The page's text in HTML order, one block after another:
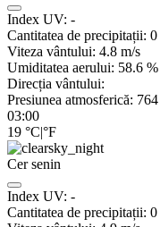
Index UV: -
Cantitatea de precipitații: 0
Viteza vântului: 4.8 m/s
Umiditatea aerului: 58.6 %
Direcția vântului:
Presiunea atmosferică: 764
03:00
19 °C|°F
Cer senin
Index UV: -
Cantitatea de precipitații: 0